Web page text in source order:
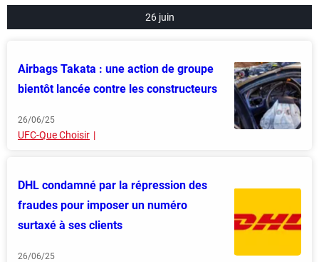
26 juin
Airbags Takata : une action de groupe
bientôt lancée contre les constructeurs
26/06/25
UFC-Que Choisir
DHL condamné par la répression des
fraudes pour imposer un numéro
surtaxé à ses clients
26/06/25